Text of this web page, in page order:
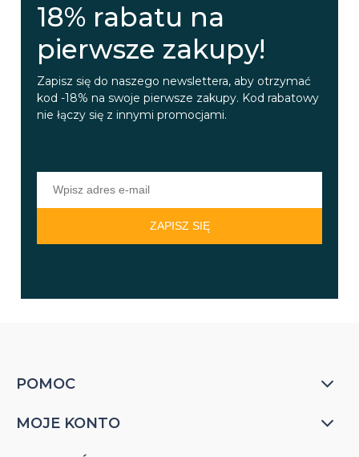
18% rabatu na
pierwsze zakupy!
Zapisz się do naszego newslettera, aby otrzymać
kod -18% na swoje pierwsze zakupy. Kod rabatowy
nie łączy się z innymi promocjami.
ZAPISZ SIĘ
POMOC
MOJE KONTO